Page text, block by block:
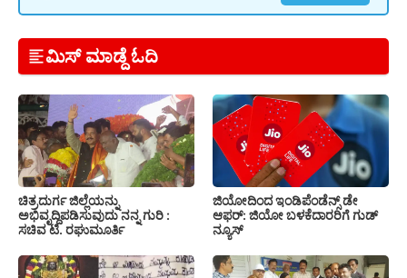
ಮಿಸ್ ಮಾಡ್ದೆ ಓದಿ
ಚಿತ್ರದುರ್ಗ ಜಿಲ್ಲೆಯನ್ನು
ಅಭಿವೃದ್ದಿಪಡಿಸುವುದು ನನ್ನ ಗುರಿ :
ಸಚಿವ ಟಿ. ರಘುಮೂರ್ತಿ
ಜಿಯೋದಿಂದ ಇಂಡಿಪೆಂಡೆನ್ಸ್ ಡೇ
ಆಫರ್: ಜಿಯೋ ಬಳಕೆದಾರರಿಗೆ ಗುಡ್
ನ್ಯೂಸ್